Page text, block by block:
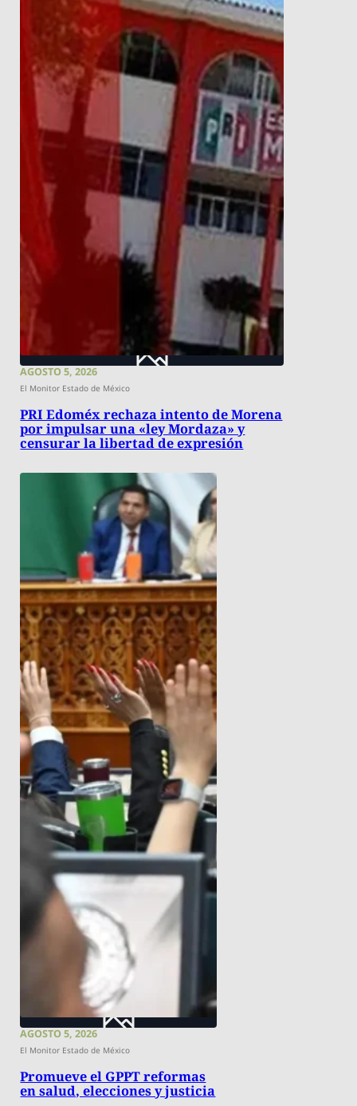
AGOSTO 5, 2026
El Monitor Estado de México
PRI Edoméx rechaza intento de Morena
por impulsar una «ley Mordaza» y
censurar la libertad de expresión
AGOSTO 5, 2026
El Monitor Estado de México
Promueve el GPPT reformas
en salud, elecciones y justicia